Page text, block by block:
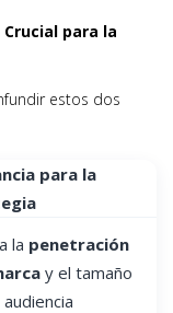
para la
estos dos
para la
la penetración
y el tamaño